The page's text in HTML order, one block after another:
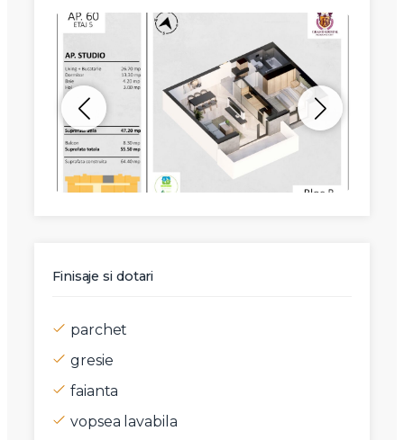
Finisaje si dotari
parchet
gresie
faianta
vopsea lavabila